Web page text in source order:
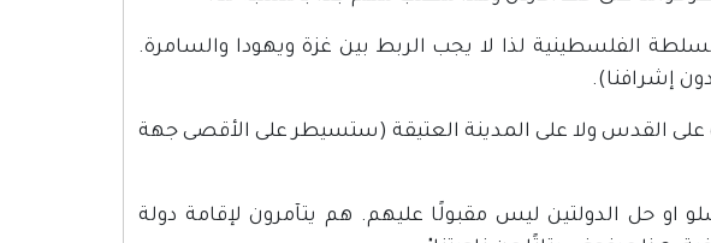
الفلسطينية لذا لا يجب الربط بين غزة ويهودا والسامرة.
إشرافنا).
القدس ولا على المدينة العتيقة (ستسيطر على الأقصى جهة
او حل الدولتين ليس مقبولًا عليهم. هم يتآمرون لإقامة دولة